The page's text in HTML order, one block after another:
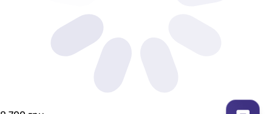
определяется системой инсталляции
определяется системой инсталляции
определяется системой инсталляции
определяется системой инсталляции